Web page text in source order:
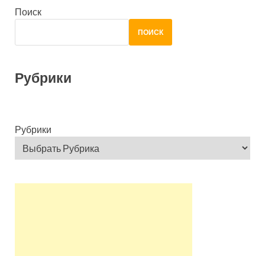
Поиск
ПОИСК
Рубрики
Рубрики